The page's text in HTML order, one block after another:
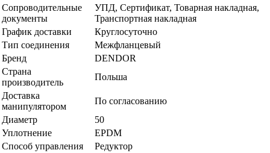
Сопроводительные
документы
УПД, Сертификат, Товарная накладная,
Транспортная накладная
График доставки
Круглосуточно
Тип соединения
Межфланцевый
Бренд
DENDOR
Страна
производитель
Польша
Доставка
манипулятором
По согласованию
Диаметр
50
Уплотнение
EPDM
Способ управления
Редуктор